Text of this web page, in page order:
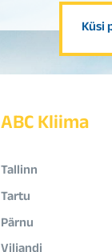
Küsi
ABC Kliima
Tallinn
Tartu
Pärnu